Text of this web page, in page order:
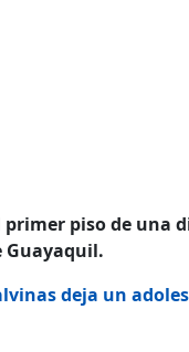
piso de una
Guayaquil.
deja un